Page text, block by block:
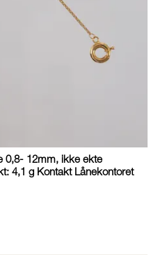
0,8- 12mm, ikke ekte
4,1 g Kontakt Lånekontoret